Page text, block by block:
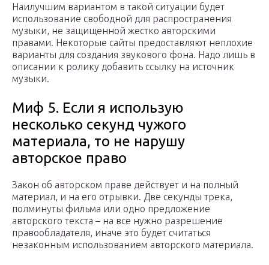
Наилучшим вариантом в такой ситуации будет
использование свободной для распространения
музыки, не защищенной жестко авторскими
правами. Некоторые сайты предоставляют неплохие
варианты для создания звукового фона. Надо лишь в
описании к ролику добавить ссылку на источник
музыки.
Миф 5. Если я использую
несколько секунд чужого
материала, то не нарушу
авторское право
Закон об авторском праве действует и на полный
материал, и на его отрывки. Две секунды трека,
полминуты фильма или одно предложение
авторского текста – на все нужно разрешение
правообладателя, иначе это будет считаться
незаконным использованием авторского материала.